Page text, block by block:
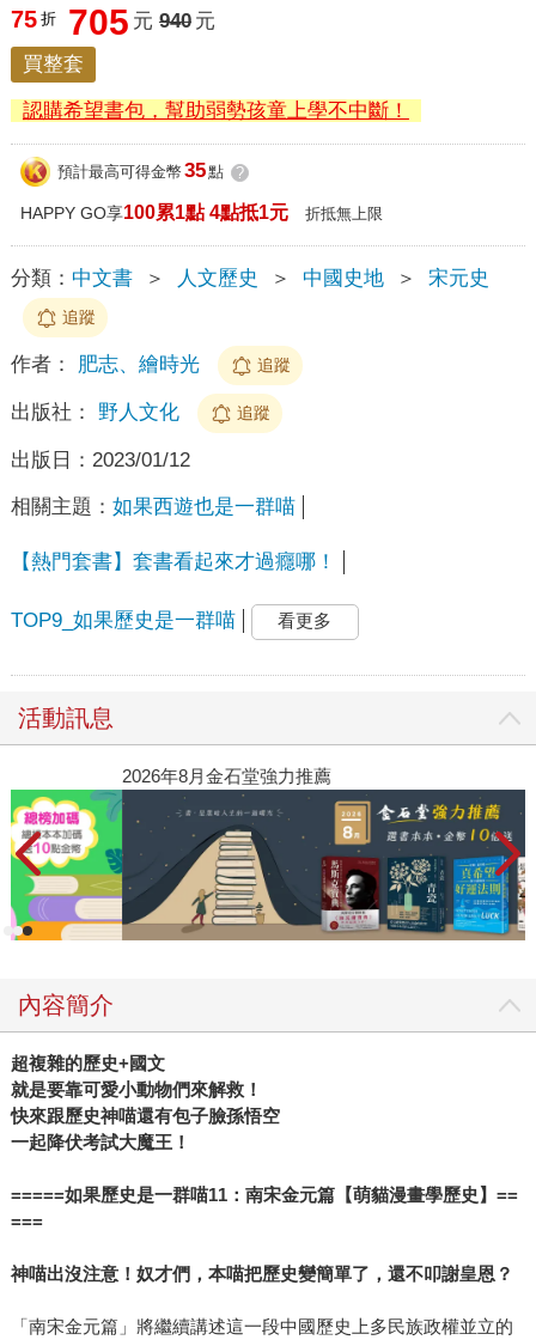
75 折 705 元 940 元
買整套
認購希望書包，幫助弱勢孩童上學不中斷！
預計最高可得金幣 35點 ?
HAPPY GO享100累1點 4點抵1元 折抵無上限
分類： 中文書 ＞ 人文歷史 ＞ 中國史地 ＞ 宋元史
追蹤
作者： 肥志、繪時光 追蹤
出版社： 野人文化 追蹤
出版日： 2023/01/12
相關主題： 如果西遊也是一群喵
【熱門套書】套書看起來才過癮哪！
TOP9_如果歷史是一群喵 看更多
活動訊息
2026年8月金石堂強力推薦
內容簡介
超複雜的歷史+國文
就是要靠可愛小動物們來解救！
快來跟歷史神喵還有包子臉孫悟空
一起降伏考試大魔王！
=====如果歷史是一群喵11：南宋金元篇【萌貓漫畫學歷史】==
===
神喵出沒注意！奴才們，本喵把歷史變簡單了，還不叩謝皇恩？
「南宋金元篇」將繼續講述這一段中國歷史上多民族政權並立的